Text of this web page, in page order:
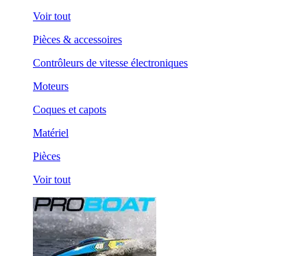
Voir tout
Pièces & accessoires
Contrôleurs de vitesse électroniques
Moteurs
Coques et capots
Matériel
Pièces
Voir tout